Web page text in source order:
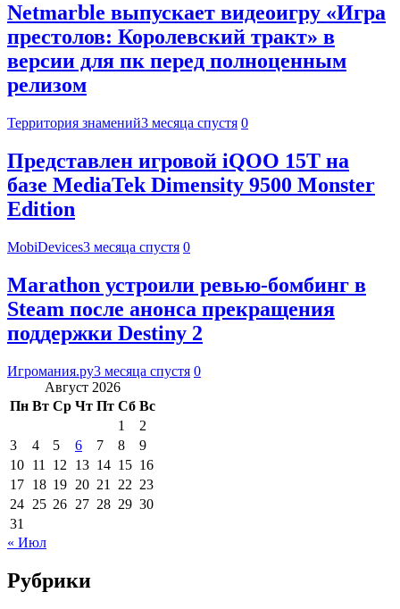
Netmarble выпускает видеоигру «Игра
престолов: Королевский тракт» в
версии для пк перед полноценным
релизом
Территория знамений3 месяца спустя 0
Представлен игровой iQOO 15T на
базе MediaTek Dimensity 9500 Monster
Edition
MobiDevices3 месяца спустя 0
Marathon устроили ревью-бомбинг в
Steam после анонса прекращения
поддержки Destiny 2
Игромания.ру3 месяца спустя 0
Август 2026
Пн Вт Ср Чт Пт Сб Вс
1
2
3
4 5 6 7 8
9
10 11 12 13 14 15 16
17 18 19 20 21 22 23
24 25 26 27 28 29 30
31
« Июл
Рубрики